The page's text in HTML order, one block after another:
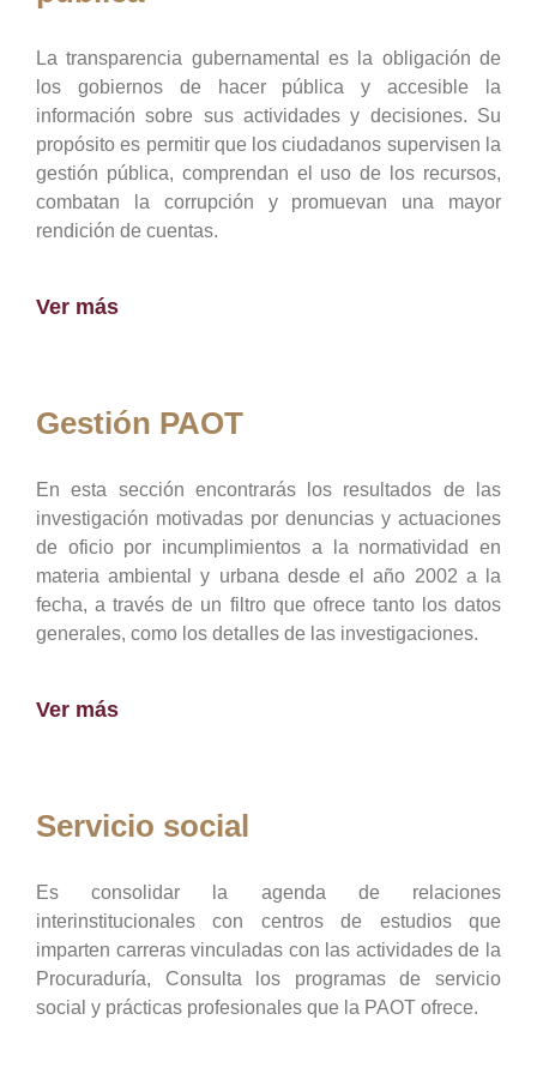
La transparencia gubernamental es la obligación de
los gobiernos de hacer pública y accesible la
información sobre sus actividades y decisiones. Su
propósito es permitir que los ciudadanos supervisen la
gestión pública, comprendan el uso de los recursos,
combatan la corrupción y promuevan una mayor
rendición de cuentas.
Ver más
Gestión PAOT
En esta sección encontrarás los resultados de las
investigación motivadas por denuncias y actuaciones
de oficio por incumplimientos a la normatividad en
materia ambiental y urbana desde el año 2002 a la
fecha, a través de un filtro que ofrece tanto los datos
generales, como los detalles de las investigaciones.
Ver más
Servicio social
Es consolidar la agenda de relaciones
interinstitucionales con centros de estudios que
imparten carreras vinculadas con las actividades de la
Procuraduría, Consulta los programas de servicio
social y prácticas profesionales que la PAOT ofrece.